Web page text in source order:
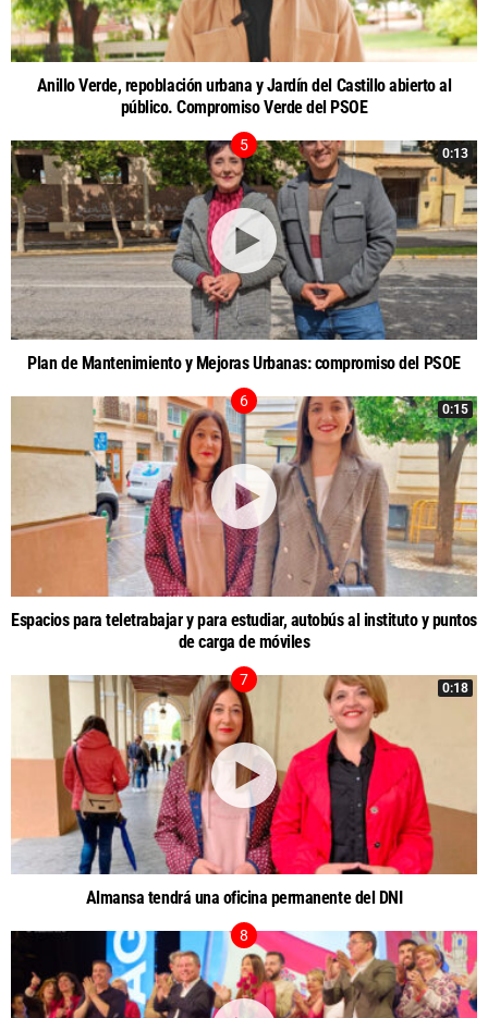
Anillo Verde, repoblación urbana y Jardín del Castillo abierto al
público. Compromiso Verde del PSOE
0:13
Plan de Mantenimiento y Mejoras Urbanas: compromiso del PSOE
0:15
Espacios para teletrabajar y para estudiar, autobús al instituto y puntos
de carga de móviles
0:18
Almansa tendrá una oficina permanente del DNI